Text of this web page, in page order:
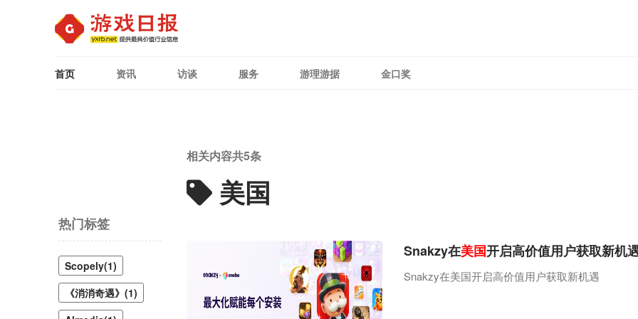
首页 资讯 访谈 服务 游理游据 金口奖
热门标签
Scopely(1)
《消消奇遇》(1)
相关内容共5条
美国
Snakzy在美国开启高价值用户获取新机
Snakzy在美国开启高价值用户获取新机遇